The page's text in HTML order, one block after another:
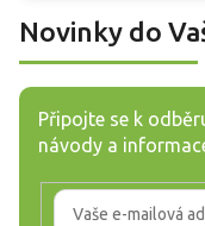
Novinky do
Připojte se k
návody a